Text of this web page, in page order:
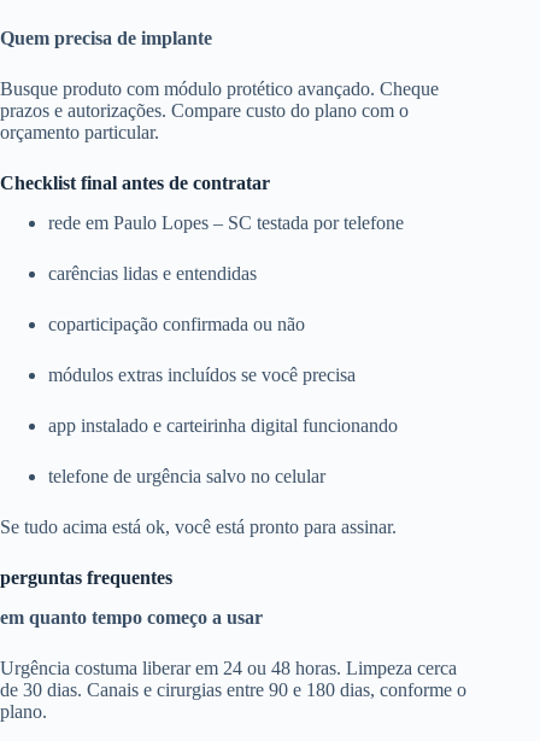
Quem precisa de implante
Busque produto com módulo protético avançado. Cheque
prazos e autorizações. Compare custo do plano com o
orçamento particular.
Checklist final antes de contratar
rede em Paulo Lopes – SC testada por telefone
carências lidas e entendidas
coparticipação confirmada ou não
módulos extras incluídos se você precisa
app instalado e carteirinha digital funcionando
telefone de urgência salvo no celular
Se tudo acima está ok, você está pronto para assinar.
perguntas frequentes
em quanto tempo começo a usar
Urgência costuma liberar em 24 ou 48 horas. Limpeza cerca
de 30 dias. Canais e cirurgias entre 90 e 180 dias, conforme o
plano.